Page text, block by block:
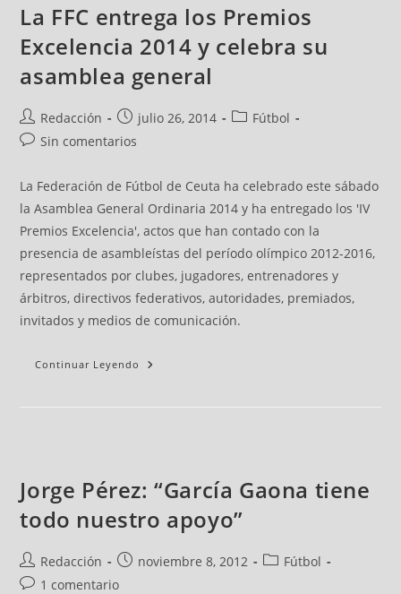
La FFC entrega los Premios
Excelencia 2014 y celebra su
asamblea general
Redacción julio 26, 2014
Fútbol
Sin comentarios
La Federación de Fútbol de Ceuta ha celebrado este sábado
la Asamblea General Ordinaria 2014 y ha entregado los 'IV
Premios Excelencia', actos que han contado con la
presencia de asambleístas del período olímpico 2012-2016,
representados por clubes, jugadores, entrenadores y
árbitros, directivos federativos, autoridades, premiados,
invitados y medios de comunicación.
Continuar Leyendo
Jorge Pérez: “García Gaona tiene
todo nuestro apoyo”
Redacción noviembre 8, 2012
Fútbol
1 comentario